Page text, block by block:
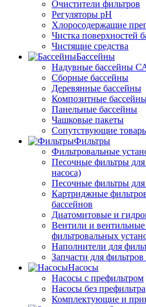
Очистители фильтров
Регуляторы pH
Хлоросодержащие
Чистка поверхностей
Чистящие средства
Бассейны
Надувные бассейны
Сборные бассейны
Деревянные бассейны
Композитные
Панельные бассейны
Чашковые пакеты
Сопутствующие
Фильтры
Фильтровальные
Песочные фильтры для
насоса)
Песочные фильтры
Картриджные
бассейнов
Диатомитовые и
Вентили и
фильтровальных
Наполнители для
Запчасти для фильтров
Насосы
Насосы с префильтром
Насосы без префильтра
Комплектующие и